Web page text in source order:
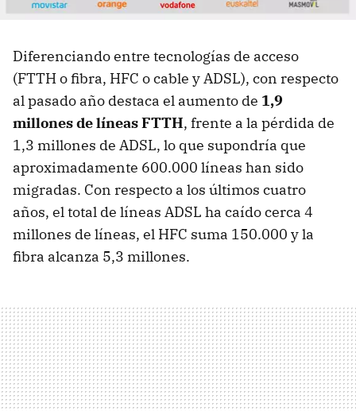
Diferenciando entre tecnologías de acceso
(FTTH o fibra, HFC o cable y ADSL), con respecto
al pasado año destaca el aumento de 1,9
millones de líneas FTTH, frente a la pérdida de
1,3 millones de ADSL, lo que supondría que
aproximadamente 600.000 líneas han sido
migradas. Con respecto a los últimos cuatro
años, el total de líneas ADSL ha caído cerca 4
millones de líneas, el HFC suma 150.000 y la
fibra alcanza 5,3 millones.